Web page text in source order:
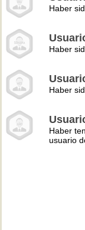
Haber
Haber
Haber
Haber
usuario